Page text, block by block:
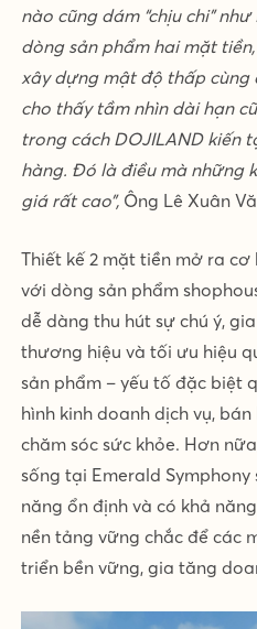
nào cũng dám “chịu chi”
dòng sản phẩm hai mặt
xây dựng mật độ thấp
cho thấy tầm nhìn dài hạn
trong cách DOJILAND kiến
hàng. Đó là điều mà những
giá rất cao”, Ông Lê Xuân
Thiết kế 2 mặt tiền mở ra
với dòng sản phẩm
dễ dàng thu hút sự chú ý,
thương hiệu và tối ưu hiệu
sản phẩm – yếu tố đặc biệt
hình kinh doanh dịch vụ,
chăm sóc sức khỏe. Hơn
sống tại Emerald
năng ổn định và có khả
nền tảng vững chắc để các
triển bền vững, gia tăng